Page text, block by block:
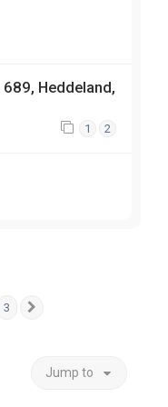
Heddeland,
1 2
3
Jump to